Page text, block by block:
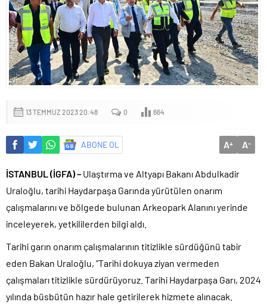
13 TEMMUZ 2023 20:48 0 664
ABONE OL A+ A-
İSTANBUL (İGFA) – Ulaştırma ve Altyapı Bakanı Abdulkadir
Uraloğlu, tarihi Haydarpaşa Garında yürütülen onarım
çalışmalarını ve bölgede bulunan Arkeopark Alanını yerinde
inceleyerek, yetkililerden bilgi aldı.
Tarihi garın onarım çalışmalarının titizlikle sürdüğünü tabir
eden Bakan Uraloğlu, “Tarihi dokuya ziyan vermeden
çalışmaları titizlikle sürdürüyoruz. Tarihi Haydarpaşa Garı, 2024
yılında büsbütün hazır hale getirilerek hizmete alınacak.